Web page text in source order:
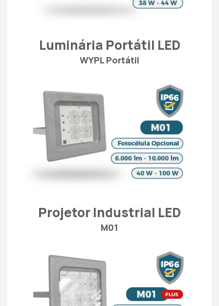
Luminária Portátil LED
WYPL Portátil
Projetor Industrial LED
M01